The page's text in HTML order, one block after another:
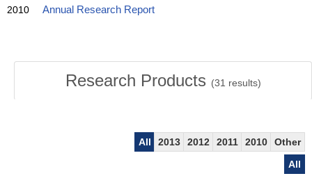
2010 Annual Research Report
Research Products (31 results)
All 2013 2012 2011 2010
Other
All